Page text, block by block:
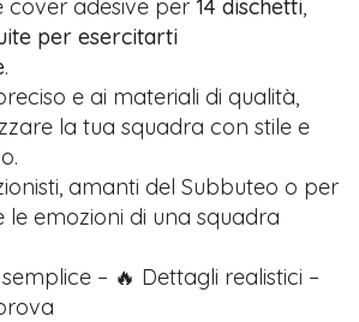
cover adesive per14 dischetti,
per esercitarti
.
e ai materiali di qualità,
la tua squadra con stile e
amanti del Subbuteo o per
le emozioni di una squadra
– 🔥 Dettagli realistici –